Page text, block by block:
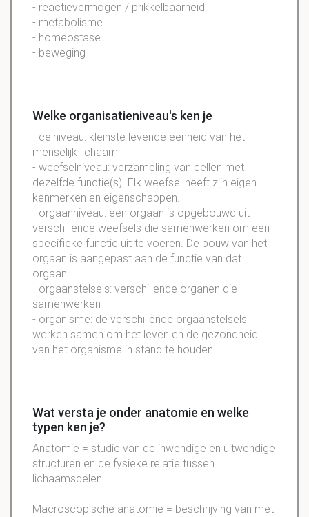
- reactievermogen / prikkelbaarheid
- metabolisme
- homeostase
- beweging
Welke organisatieniveau's ken je
- celniveau: kleinste levende eenheid van het
menselijk lichaam
- weefselniveau: verzameling van cellen met
dezelfde functie(s). Elk weefsel heeft zijn eigen
kenmerken en eigenschappen.
- orgaanniveau: een orgaan is opgebouwd uit
verschillende weefsels die samenwerken om een
specifieke functie uit te voeren. De bouw van het
orgaan is aangepast aan de functie van dat
orgaan.
- orgaanstelsels: verschillende organen die
samenwerken
- organisme: de verschillende orgaanstelsels
werken samen om het leven en de gezondheid
van het organisme in stand te houden.
Wat versta je onder anatomie en welke
typen ken je?
Anatomie = studie van de inwendige en uitwendige
structuren en de fysieke relatie tussen
lichaamsdelen.
Macroscopische anatomie = beschrijving van met